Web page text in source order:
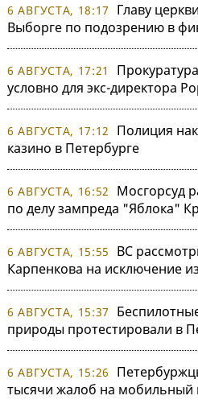
6 АВГУСТА, 18:17
Главу
Выборге по подозрению в
6 АВГУСТА, 17:21
условно для экс-директора
6 АВГУСТА, 17:12
Полиция
казино в Петербурге
6 АВГУСТА, 16:52
Мосгорсуд
по делу зампреда "Яблока"
6 АВГУСТА, 15:55
ВС
Карпенкова на исключение
6 АВГУСТА, 15:37
природы протестировали в
6 АВГУСТА, 15:26
тысячи жалоб на мобильный